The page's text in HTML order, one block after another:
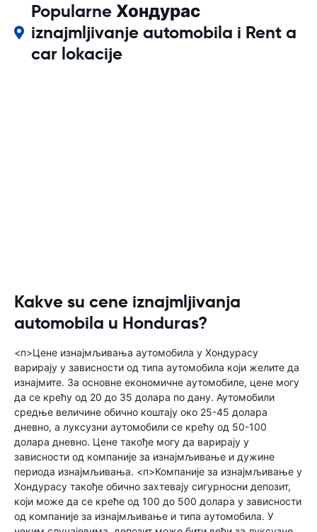
Popularne Хондурас
iznajmljivanje automobila i Rent a
car lokacije
Kakve su cene iznajmljivanja
automobila u Honduras?
<п>Цене изнајмљивања аутомобила у Хондурасу
варирају у зависности од типа аутомобила који желите да
изнајмите. За основне економичне аутомобиле, цене могу
да се крећу од 20 до 35 долара по дану. Аутомобили
средње величине обично коштају око 25-45 долара
дневно, а луксузни аутомобили се крећу од 50-100
долара дневно. Цене такође могу да варирају у
зависности од компаније за изнајмљивање и дужине
периода изнајмљивања. <п>Компаније за изнајмљивање у
Хондурасу такође обично захтевају сигурносни депозит,
који може да се креће од 100 до 500 долара у зависности
од компаније за изнајмљивање и типа аутомобила. У